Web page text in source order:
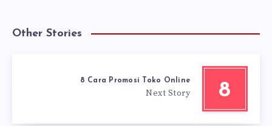
Other Stories
8
8 Cara Promosi Toko Online
Next Story